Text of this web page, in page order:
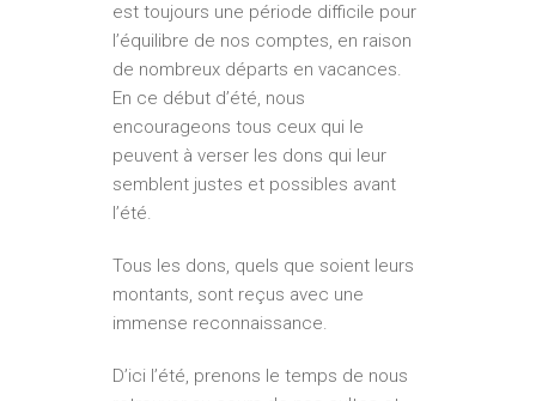
est toujours une période difficile pour
l’équilibre de nos comptes, en raison
de nombreux départs en vacances.
En ce début d’été, nous
encourageons tous ceux qui le
peuvent à verser les dons qui leur
semblent justes et possibles avant
l’été.
Tous les dons, quels que soient leurs
montants, sont reçus avec une
immense reconnaissance.
D’ici l’été, prenons le temps de nous